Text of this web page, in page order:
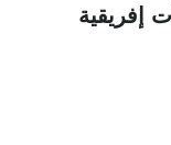
إفريقية